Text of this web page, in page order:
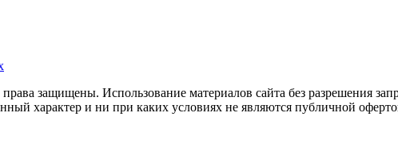
защищены. Использование материалов сайта без разрешения
характер и ни при каких условиях не являются публичной